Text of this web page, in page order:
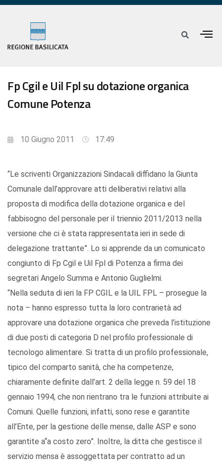
Fp Cgil e Uil Fpl su dotazione organica
Comune Potenza
10 Giugno 2011 17:49
“Le scriventi Organizzazioni Sindacali diffidano la Giunta
Comunale dall’approvare atti deliberativi relativi alla
proposta di modifica della dotazione organica e del
fabbisogno del personale per il triennio 2011/2013 nella
versione che ci è stata rappresentata ieri in sede di
delegazione trattante”. Lo si apprende da un comunicato
congiunto di Fp Cgil e Uil Fpl di Potenza a firma dei
segretari Angelo Summa e Antonio Guglielmi.
“Nella seduta di ieri la FP CGIL e la UIL FPL – prosegue la
nota – hanno espresso tutta la loro contrarietà ad
approvare una dotazione organica che preveda l’istituzione
di due posti di categoria D nel profilo professionale di
tecnologo alimentare. Si tratta di un profilo professionale,
tipico del comparto sanità, che ha competenze,
chiaramente definite dall’art. 2 della legge n. 59 del 18
gennaio 1994, che non rientrano tra le funzioni attribuite ai
Comuni. Quelle funzioni, infatti, sono rese e garantite
all’Ente, per la gestione delle mense, dalle ASP e sono
garantite a“a costo zero”. Inoltre, la ditta che gestisce il
servizio mensa è assoggettata per contratto ad un